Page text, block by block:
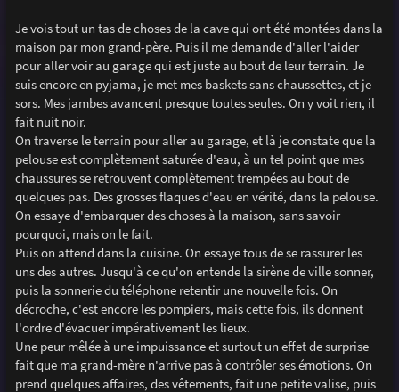
Je vois tout un tas de choses de la cave qui ont été montées dans la
maison par mon grand-père. Puis il me demande d'aller l'aider
pour aller voir au garage qui est juste au bout de leur terrain. Je
suis encore en pyjama, je met mes baskets sans chaussettes, et je
sors. Mes jambes avancent presque toutes seules. On y voit rien, il
fait nuit noir.
On traverse le terrain pour aller au garage, et là je constate que la
pelouse est complètement saturée d'eau, à un tel point que mes
chaussures se retrouvent complètement trempées au bout de
quelques pas. Des grosses flaques d'eau en vérité, dans la pelouse.
On essaye d'embarquer des choses à la maison, sans savoir
pourquoi, mais on le fait.
Puis on attend dans la cuisine. On essaye tous de se rassurer les
uns des autres. Jusqu'à ce qu'on entende la sirène de ville sonner,
puis la sonnerie du téléphone retentir une nouvelle fois. On
décroche, c'est encore les pompiers, mais cette fois, ils donnent
l'ordre d'évacuer impérativement les lieux.
Une peur mêlée à une impuissance et surtout un effet de surprise
fait que ma grand-mère n'arrive pas à contrôler ses émotions. On
prend quelques affaires, des vêtements, fait une petite valise, puis